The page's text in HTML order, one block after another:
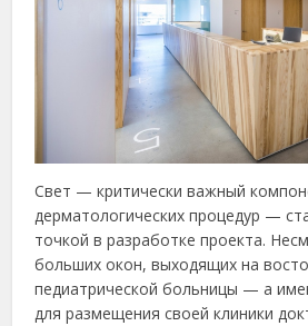
Свет — критически важный
дерматологических процедур —
точкой в разработке проекта.
больших окон, выходящих на
педиатрической больницы — а
для размещения своей клиники